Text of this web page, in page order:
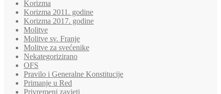
Korizma
Korizma 2011. godine
Korizma 2017. godine
Molitve
Molitve sv. Franje
Molitve za svećenike
Nekategorizirano
OFS
Pravilo i Generalne Konstitucije
Primanje u Red
Privremeni zavjeti